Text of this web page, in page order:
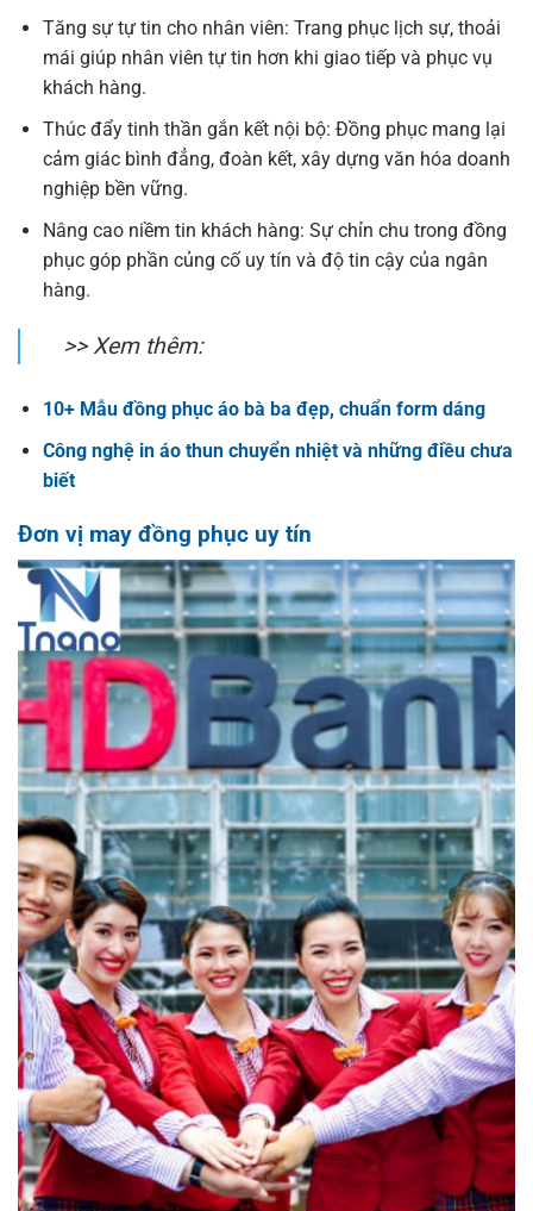
Tăng sự tự tin cho nhân viên: Trang phục lịch sự, thoải
mái giúp nhân viên tự tin hơn khi giao tiếp và phục vụ
khách hàng.
Thúc đẩy tinh thần gắn kết nội bộ: Đồng phục mang lại
cảm giác bình đẳng, đoàn kết, xây dựng văn hóa doanh
nghiệp bền vững.
Nâng cao niềm tin khách hàng: Sự chỉn chu trong đồng
phục góp phần củng cố uy tín và độ tin cậy của ngân
hàng.
>> Xem thêm:
10+ Mẫu đồng phục áo bà ba đẹp, chuẩn form dáng
Công nghệ in áo thun chuyển nhiệt và những điều chưa
biết
Đơn vị may đồng phục uy tín